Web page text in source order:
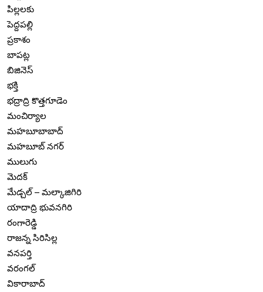
పిల్లలకు
పెద్దపల్లి
ప్రకాశం
బాపట్ల
బిజినెస్
భక్తి
భద్రాద్రి కొత్తగూడెం
మంచిర్యాల
మహబూబాబాద్
మహబూబ్ నగర్
ములుగు
మెదక్
మేడ్చల్ – మల్కాజిగిరి
యాదాద్రి భువనగిరి
రంగారెడ్డి
రాజన్న సిరిసిల్ల
వనపర్తి
వరంగల్
వికారాబాద్